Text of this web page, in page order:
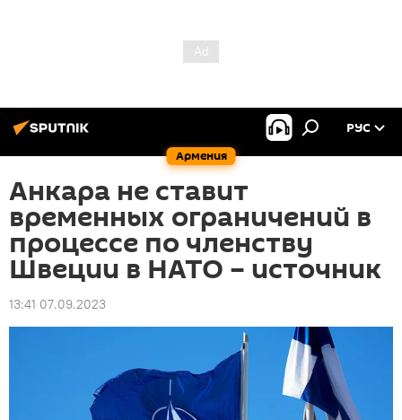
Армения
РУС
Анкара не ставит
временных ограничений в
процессе по членству
Швеции в НАТО – источник
13:41 07.09.2023